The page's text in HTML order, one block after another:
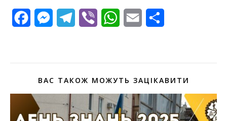
FacebookMessengerTelegram
Viber WhatsApp
Email
ВАС ТАКОЖ МОЖУТЬ ЗАЦІКАВИТИ